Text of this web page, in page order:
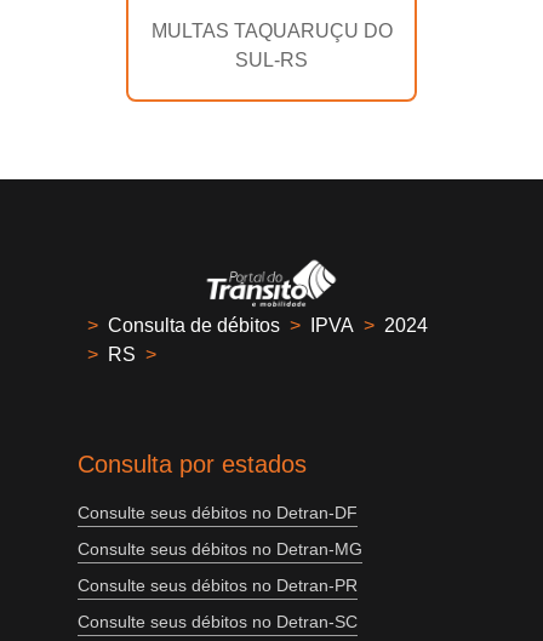
MULTAS TAQUARUÇU DO
SUL-RS
> Consulta de débitos > IPVA > 2024
> RS >
Consulta por estados
Consulte seus débitos no Detran-DF
Consulte seus débitos no Detran-MG
Consulte seus débitos no Detran-PR
Consulte seus débitos no Detran-SC